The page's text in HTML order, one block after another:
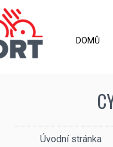
DOMŮ
Úvodní stránka